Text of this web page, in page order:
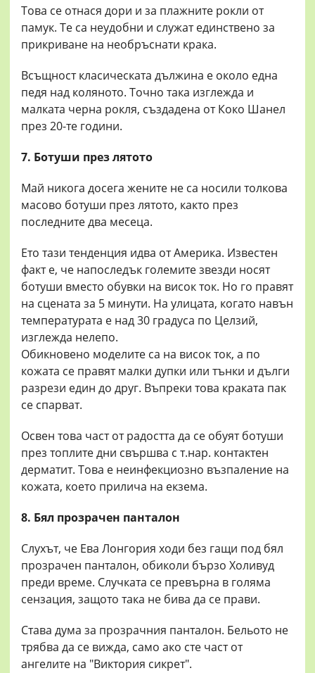
Това се отнася дори и за плажните рокли от
памук. Те са неудобни и служат единствено за
прикриване на необръснати крака.
Всъщност класическата дължина е около една
педя над коляното. Точно така изглежда и
малката черна рокля, създадена от Коко Шанел
през 20-те години.
7. Ботуши през лятото
Май никога досега жените не са носили толкова
масово ботуши през лятото, както през
последните два месеца.
Ето тази тенденция идва от Америка. Известен
факт е, че напоследък големите звезди носят
ботуши вместо обувки на висок ток. Но го правят
на сцената за 5 минути. На улицата, когато навън
температурата е над 30 градуса по Целзий,
изглежда нелепо.
Обикновено моделите са на висок ток, а по
кожата се правят малки дупки или тънки и дълги
разрези един до друг. Въпреки това краката пак
се спарват.
Освен това част от радостта да се обуят ботуши
през топлите дни свършва с т.нар. контактен
дерматит. Това е неинфекциозно възпаление на
кожата, което прилича на екзема.
8. Бял прозрачен панталон
Слухът, че Ева Лонгория ходи без гащи под бял
прозрачен панталон, обиколи бързо Холивуд
преди време. Случката се превърна в голяма
сензация, защото така не бива да се прави.
Става дума за прозрачния панталон. Бельото не
трябва да се вижда, само ако сте част от
ангелите на "Виктория сикрет".